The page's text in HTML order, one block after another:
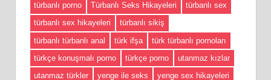
türbanlı porno
Türbanlı Seks Hikayeleri
türbanlı sex
türbanlı sex hikayeleri
türbanlı sikiş
türbanlı türbanlı anal
türk ifşa
türk türbanlı pornoları
türkçe konuşmalı porno
türkçe porno
utanmaz kızlar
utanmaz türkler
yenge ile seks yenge sex hikayeleri